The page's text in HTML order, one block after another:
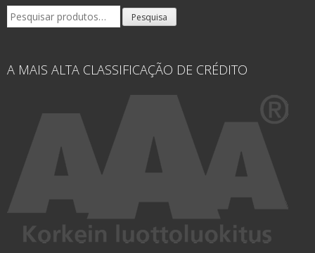
Pesquisar
por:
Pesquisa
A MAIS ALTA CLASSIFICAÇÃO DE CRÉDITO